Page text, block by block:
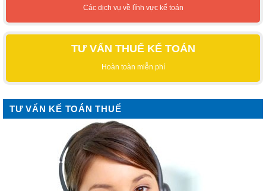
Các dịch vụ về lĩnh vực kế toán
TƯ VẤN THUẾ KẾ TOÁN
Hoàn toàn miễn phí
TƯ VẤN KẾ TOÁN THUẾ